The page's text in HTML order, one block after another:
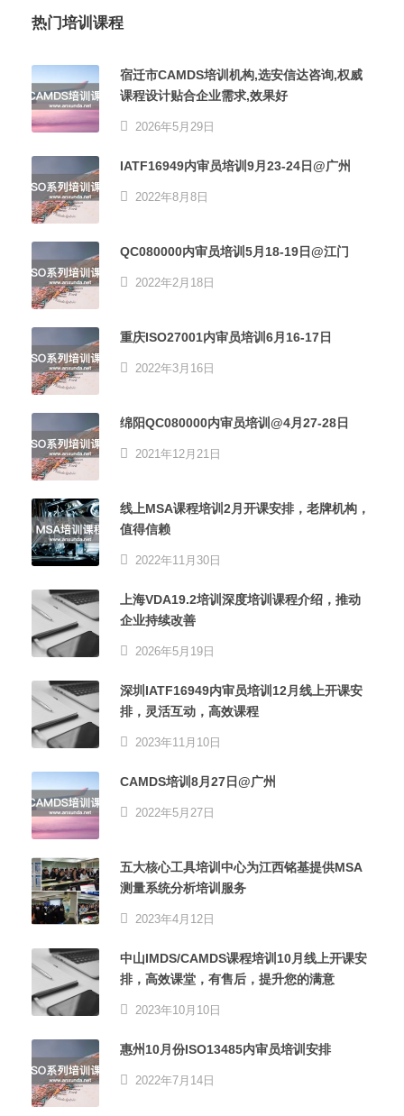
热门培训课程
宿迁市CAMDS培训机构,选安信达咨询,权威
课程设计贴合企业需求,效果好
2026年5月29日
IATF16949内审员培训9月23-24日@广州
2022年8月8日
QC080000内审员培训5月18-19日@江门
2022年2月18日
重庆ISO27001内审员培训6月16-17日
2022年3月16日
绵阳QC080000内审员培训@4月27-28日
2021年12月21日
线上MSA课程培训2月开课安排，老牌机构，
值得信赖
2022年11月30日
上海VDA19.2培训深度培训课程介绍，推动
企业持续改善
2026年5月19日
深圳IATF16949内审员培训12月线上开课安
排，灵活互动，高效课程
2023年11月10日
CAMDS培训8月27日@广州
2022年5月27日
五大核心工具培训中心为江西铭基提供MSA
测量系统分析培训服务
2023年4月12日
中山IMDS/CAMDS课程培训10月线上开课安
排，高效课堂，有售后，提升您的满意
2023年10月10日
惠州10月份ISO13485内审员培训安排
2022年7月14日